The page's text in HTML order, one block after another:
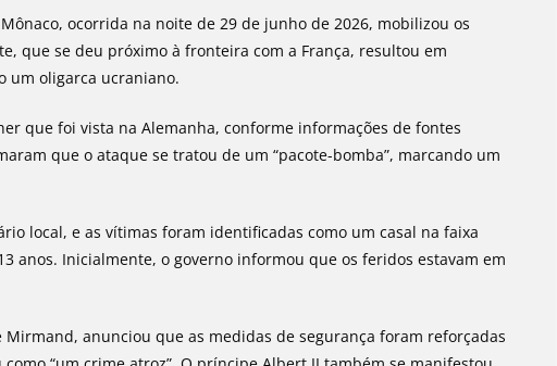
ocorrida na noite de 29 de junho de 2026, mobilizou os
que se deu próximo à fronteira com a França, resultou em
um oligarca ucraniano.
que foi vista na Alemanha, conforme informações de fontes
que o ataque se tratou de um “pacote-bomba”, marcando um
local, e as vítimas foram identificadas como um casal na faixa
anos. Inicialmente, o governo informou que os feridos estavam em
anunciou que as medidas de segurança foram reforçadas